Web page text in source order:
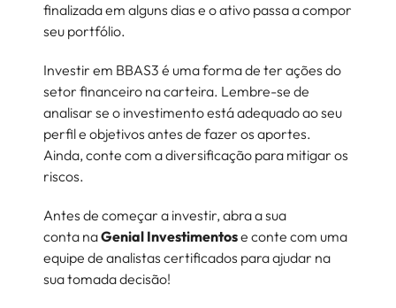
finalizada em alguns dias e o ativo passa a compor
seu portfólio.
Investir em BBAS3 é uma forma de ter ações do
setor financeiro na carteira. Lembre-se de
analisar se o investimento está adequado ao seu
perfil e objetivos antes de fazer os aportes.
Ainda, conte com a diversificação para mitigar os
riscos.
Antes de começar a investir, abra a sua
conta naGenial Investimentose conte com uma
equipe de analistas certificados para ajudar na
sua tomada decisão!